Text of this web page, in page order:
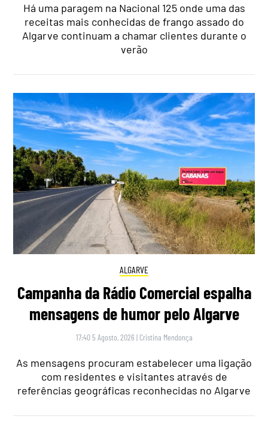
Há uma paragem na Nacional 125 onde uma das
receitas mais conhecidas de frango assado do
Algarve continuam a chamar clientes durante o
verão
ALGARVE
Campanha da Rádio Comercial espalha
mensagens de humor pelo Algarve
17:40 5 Agosto, 2026 | Cristina Mendonça
As mensagens procuram estabelecer uma ligação
com residentes e visitantes através de
referências geográficas reconhecidas no Algarve